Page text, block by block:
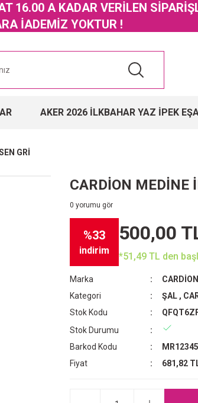
16.00 A KADAR VERİLEN
İADEMİZ YOKTUR !
AKER 2026 İLKBAHAR YAZ İPEK
GRİ
CARDİON MEDİNE
0 yorumu gör
%33
indirim
500,00
*51,49 TL den
Marka
CARDİON
Kategori
ŞAL ,
Stok Kodu
Stok Durumu
Barkod Kodu
Fiyat
681,82